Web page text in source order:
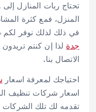
تحتاج ربات المنازل
المنزل، فمع كثرة
في ذلك لذلك نوفر
جدة لذا إن كنتم
الاتصال بنا.
احتياجك لمعرفة اسعار
اسعار شركات تنظيف
تقدمه لك تلك